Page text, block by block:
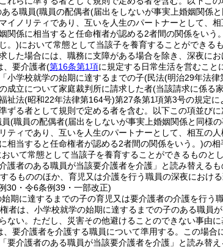
ある職員(職員の配偶者(届出をしないが事実上婚姻関係
イノリティであり、互いを人生のパートナーとして、
関係に相当すると任命権者が認める2者間の関係をいう
。)において常態として当該子を養育することができる
した場合には、職務に支障がある場合を除き、深夜にお
、要介護者(第16条第1項に規定する日常生活を営むこと
小学校就学の始期に達するまでの子(民法(明治29年法律
成立について家庭裁判所に請求した者(当該請求に係る
祉法(昭和22年法律第164号)第27条第1項第3号の規定
ずる者として規則で定める者を含む。以下この項並び
(職員の配偶者(届出をしないが事実上婚姻関係と同様
ティであり、互いを人生のパートナーとして、相互の
相当すると任命権者が認める2者間の関係をいう。)の相
おいて常態として当該子を養育することができるものと
護者のある職員が当該要介護者を介護」と読み替えるも
るもののほか、育児又は介護を行う職員の深夜におけ
30・令6条例39・一部改正)
期に達するまでの子の育児又は要介護者の介護を行う
者は、小学校就学の始期に達するまでの子のある職員
ない。 ただし、災害その他避けることのできない事由
、要介護者を介護する職員について準用する。 この場合
要介護者のある職員が当該要介護者を介護」と読み替え